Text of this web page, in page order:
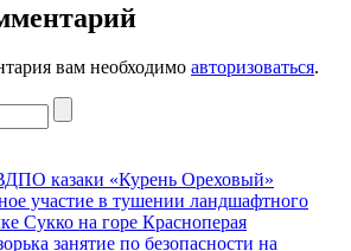
вам необходимо авторизоваться.
казаки «Курень Ореховый»
участие в тушении ландшафтного
Сукко на горе Красноперая
занятие по безопасности на